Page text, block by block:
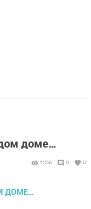
доме…
1256 0 0